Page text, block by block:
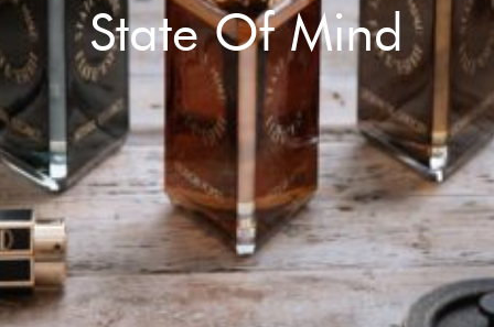
State Of Mind